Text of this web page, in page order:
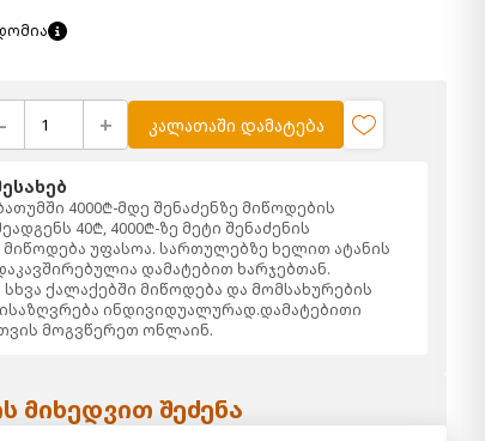
- + კალათაში დამატება
4000₾-მდე შენაძენზე მიწოდების
40₾, 4000₾-ზე მეტი შენაძენის
მიწოდება უფასოა. სართულებზე ხელით ატანის
დამატებით ხარჯებთან.
ქალაქებში მიწოდება და მომსახურების
ინდივიდუალურად.დამატებითი
მოგვწერეთ ონლაინ.
მიხედვით შეძენა